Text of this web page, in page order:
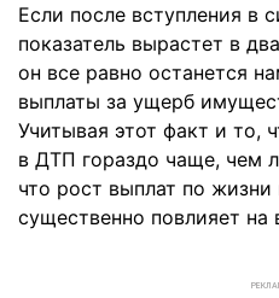
Если после вступления в
показатель вырастет в
он все равно останется
выплаты за ущерб
Учитывая этот факт и то,
в ДТП гораздо чаще, чем
что рост выплат по
существенно повлияет на